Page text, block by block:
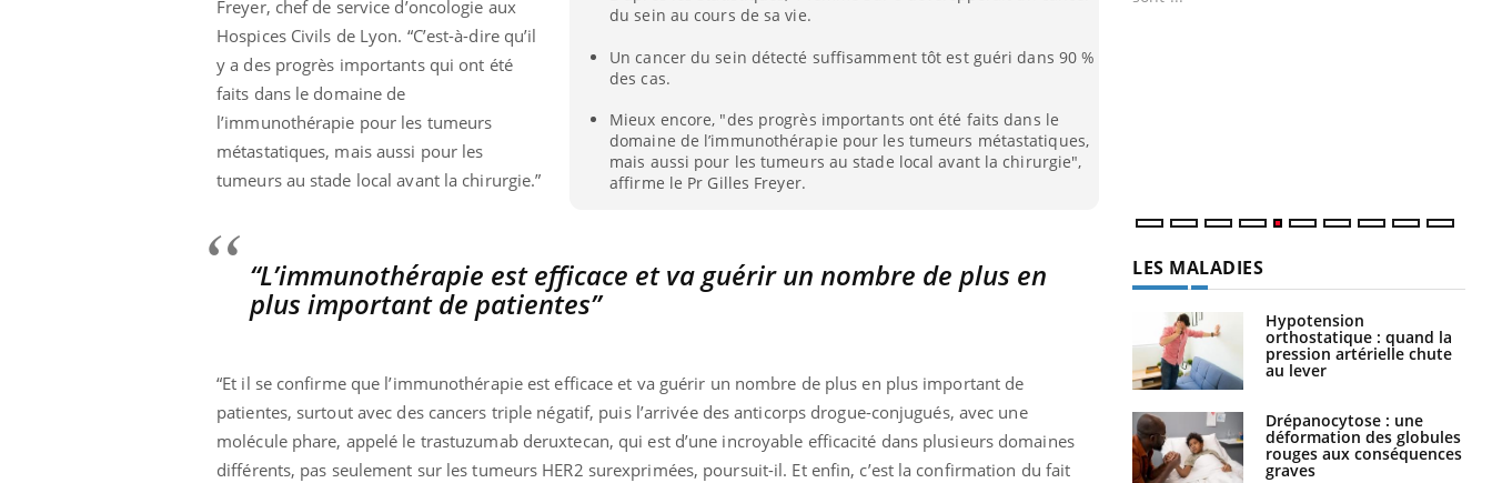
du sein au cours de sa vie.
Un cancer du sein détecté suffisamment tôt est guéri dans 90 %
des cas.
Mieux encore, "des progrès importants ont été faits dans le
domaine de l’immunothérapie pour les tumeurs métastatiques,
mais aussi pour les tumeurs au stade local avant la chirurgie",
affirme le Pr Gilles Freyer.
Freyer, chef de service d’oncologie aux
Hospices Civils de Lyon. “C’est-à-dire qu’il
y a des progrès importants qui ont été
faits dans le domaine de
l’immunothérapie pour les tumeurs
métastatiques, mais aussi pour les
tumeurs au stade local avant la chirurgie.”
“L’immunothérapie est efficace et va guérir un nombre de plus en
plus important de patientes”
“Et il se confirme que l’immunothérapie est efficace et va guérir un nombre de plus en plus important de
patientes, surtout avec des cancers triple négatif, puis l’arrivée des anticorps drogue-conjugués, avec une
molécule phare, appelé le trastuzumab deruxtecan, qui est d’une incroyable efficacité dans plusieurs domaines
différents, pas seulement sur les tumeurs HER2 surexprimées, poursuit-il. Et enfin, c’est la confirmation du fait
LES MALADIES
Hypotension
orthostatique : quand la
pression artérielle chute
au lever
Drépanocytose : une
déformation des globules
rouges aux conséquences
graves